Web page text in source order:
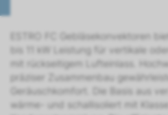
ESTRO FC Gebläsekonvektoren
bis 11 kW Leistung für vertikale
mit rückseitigem Lufteinlass.
präziser Zusammenbau
Geräuschkomfort. Die Basis aus
wärme- und schallisoliert mit